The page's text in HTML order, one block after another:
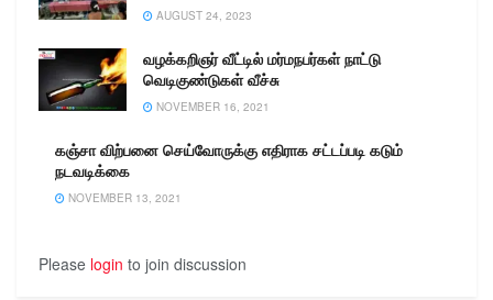
AUGUST 24, 2023
வழக்கறிஞர் வீட்டில் மர்மநபர்கள் நாட்டு
வெடிகுண்டுகள் வீச்சு
NOVEMBER 16, 2021
கஞ்சா விற்பனை செய்வோருக்கு எதிராக சட்டப்படி கடும்
நடவடிக்கை
NOVEMBER 13, 2021
Please login to join discussion